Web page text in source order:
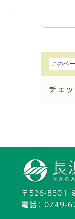
このペ
チェ
〒526-8501
電話： 0749-